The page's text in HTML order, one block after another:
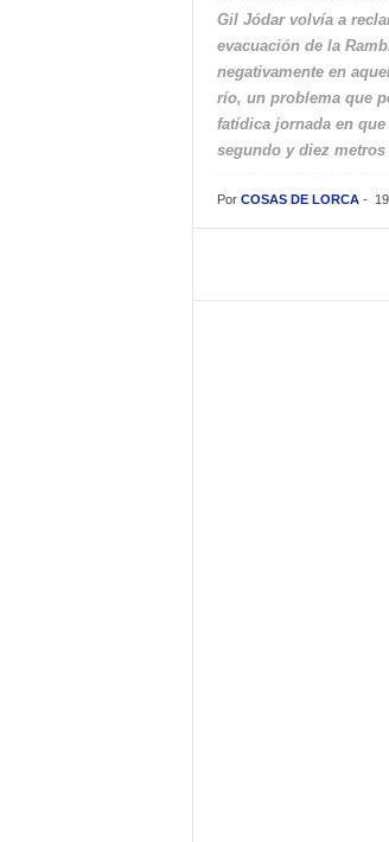
Gil Jódar volvía a
evacuación de la
negativamente en
río, un problema que
fatídica jornada en
segundo y diez metros
Por COSAS DE LORCA-